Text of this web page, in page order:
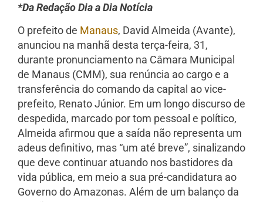
*Da Redação Dia a Dia Notícia
O prefeito de Manaus, David Almeida (Avante),
anunciou na manhã desta terça-feira, 31,
durante pronunciamento na Câmara Municipal
de Manaus (CMM), sua renúncia ao cargo e a
transferência do comando da capital ao vice-
prefeito, Renato Júnior. Em um longo discurso de
despedida, marcado por tom pessoal e político,
Almeida afirmou que a saída não representa um
adeus definitivo, mas “um até breve”, sinalizando
que deve continuar atuando nos bastidores da
vida pública, em meio a sua pré-candidatura ao
Governo do Amazonas. Além de um balanço da